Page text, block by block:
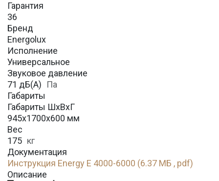
Гарантия
36
Бренд
Energolux
Исполнение
Универсальное
Звуковое давление
71 дБ(А)
Па
Габариты
Габариты ШхВхГ
945х1700х600 мм
Вес
175 кг
Документация
Инструкция Energy E 4000-6000 (6.37 МБ , pdf)
Описание